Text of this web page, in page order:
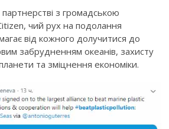
партнерстві з громадською
чий рух на подолання
від кожного долучитися до
забрудненням океанів, захисту
та зміцнення економіки.